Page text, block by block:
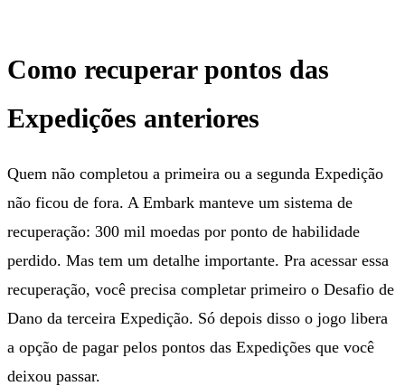
Como recuperar pontos das
Expedições anteriores
Quem não completou a primeira ou a segunda Expedição
não ficou de fora. A Embark manteve um sistema de
recuperação: 300 mil moedas por ponto de habilidade
perdido. Mas tem um detalhe importante. Pra acessar essa
recuperação, você precisa completar primeiro o Desafio de
Dano da terceira Expedição. Só depois disso o jogo libera
a opção de pagar pelos pontos das Expedições que você
deixou passar.